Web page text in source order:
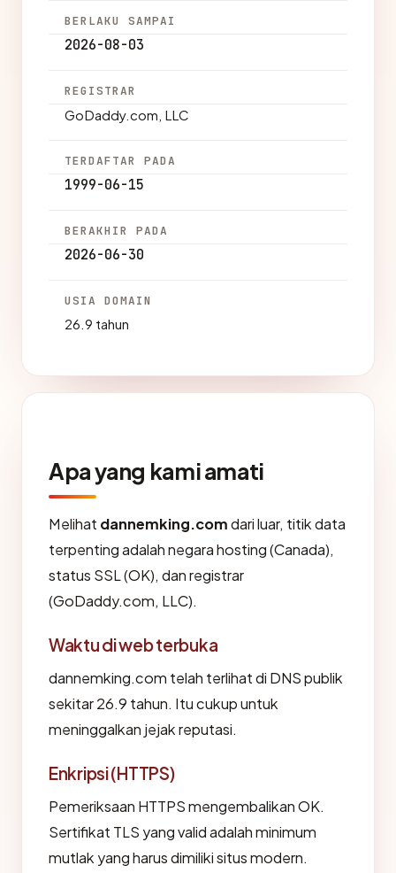
BERLAKU SAMPAI
2026-08-03
REGISTRAR
GoDaddy.com, LLC
TERDAFTAR PADA
1999-06-15
BERAKHIR PADA
2026-06-30
USIA DOMAIN
26.9 tahun
Apa yang kami amati
Melihat dannemking.comdari luar, titik data
terpenting adalah negara hosting (Canada),
status SSL (OK), dan registrar
(GoDaddy.com, LLC).
Waktu di web terbuka
dannemking.com telah terlihat di DNS publik
sekitar 26.9 tahun. Itu cukup untuk
meninggalkan jejak reputasi.
Enkripsi (HTTPS)
Pemeriksaan HTTPS mengembalikan OK.
Sertifikat TLS yang valid adalah minimum
mutlak yang harus dimiliki situs modern.